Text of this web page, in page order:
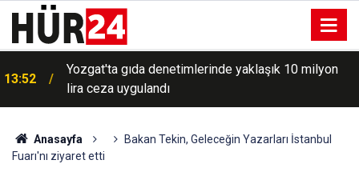
13:52
Yozgat'ta gıda denetimlerinde yaklaşık 10 milyon
lira ceza uygulandı
Gaziantep'te yüklü miktarda uyuşturucu ele geçirildi:
Anasayfa
Bakan Tekin, Geleceğin Yazarları İstanbul
Fuarı'nı ziyaret etti